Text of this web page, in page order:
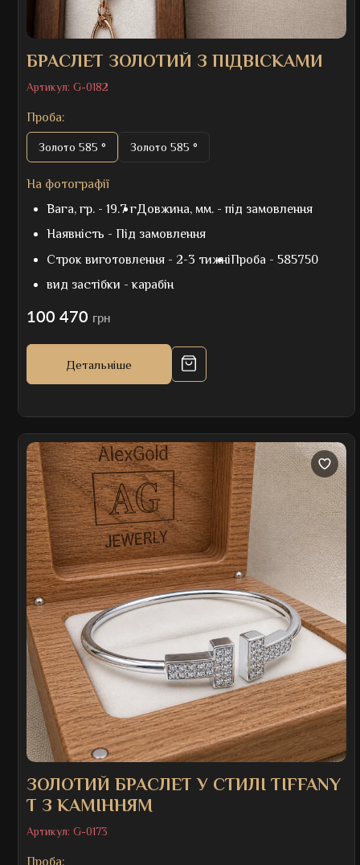
БРАСЛЕТ ЗОЛОТИЙ З ПІДВІСКАМИ
Артикул: G-0182
Проба:
Золото 585 ° Золото 585 °
На фотографії
Вага, гр. - 19.7 гДовжина, мм. - під замовлення
Наявність - Під замовлення
Строк виготовлення - 2-3 тижніПроба - 585750
вид застібки -карабін
100 470 грн
Детальніше
ЗОЛОТИЙ БРАСЛЕТ У СТИЛІ TIFFANY
T З КАМІННЯМ
Артикул: G-0173
Проба: